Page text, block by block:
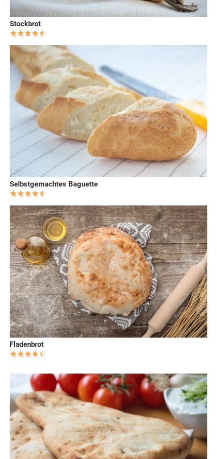
Stockbrot
Selbstgemachtes Baguette
Fladenbrot